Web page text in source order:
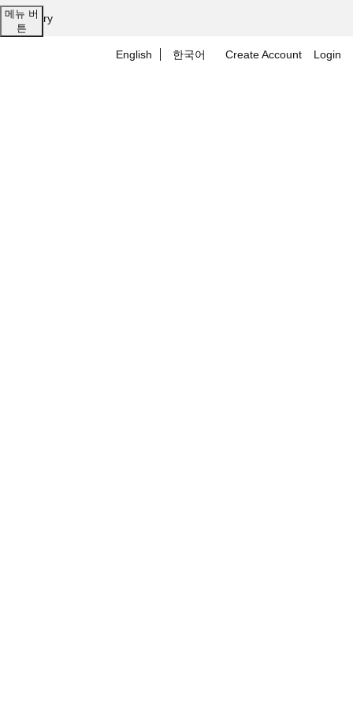
메뉴 버
튼
1:1 Inquiry
English 한국어 Create Account Login